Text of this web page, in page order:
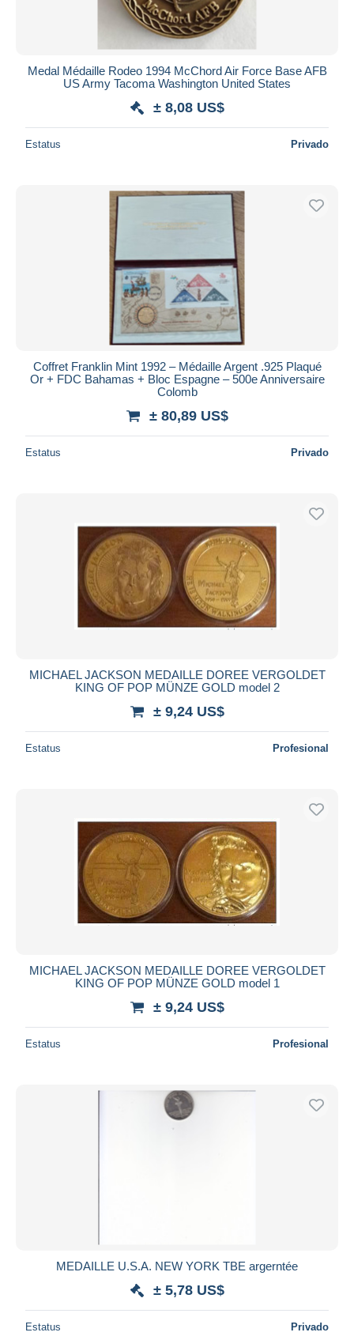
Medal Médaille Rodeo 1994 McChord Air Force Base AFB
US Army Tacoma Washington United States
± 8,08 US$
Estatus Privado
Coffret Franklin Mint 1992 – Médaille Argent .925 Plaqué
Or + FDC Bahamas + Bloc Espagne – 500e Anniversaire
Colomb
± 80,89 US$
Estatus Privado
MICHAEL JACKSON MEDAILLE DOREE VERGOLDET
KING OF POP MÜNZE GOLD model 2
± 9,24 US$
Estatus Profesional
MICHAEL JACKSON MEDAILLE DOREE VERGOLDET
KING OF POP MÜNZE GOLD model 1
± 9,24 US$
Estatus Profesional
MEDAILLE U.S.A. NEW YORK TBE argerntée
± 5,78 US$
Estatus Privado